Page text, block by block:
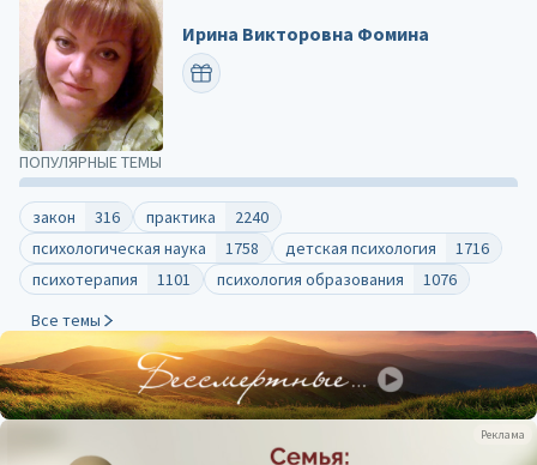
Реклама
ПОПУЛЯРНЫЕ ТЕМЫ
закон 316 практика
2240
психологическая наука
1758 детская психология
1716
психотерапия
1101 психология образования
1076
Все темы
Ирина Викторовна Фомина
ПОЗДРАВИТЬ